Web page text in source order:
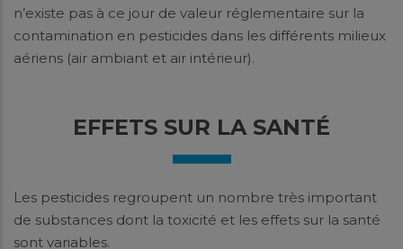
n’existe pas à ce jour de valeur réglementaire sur la
contamination en pesticides dans les différents milieux
aériens (air ambiant et air intérieur).
EFFETS SUR LA SANTÉ
Les pesticides regroupent un nombre très important
de substances dont la toxicité et les effets sur la santé
sont variables.